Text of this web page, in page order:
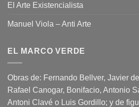
El Arte Existencialista
Manuel Viola – Anti Arte
EL MARCO VERDE
Obras de: Fernando Bellver, Javier
Rafael Canogar, Bonifacio, Antonio
Antoni Clavé o Luis Gordillo; y de